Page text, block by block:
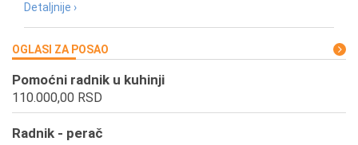
Detaljnije ›
OGLASI ZA POSAO
Pomoćni radnik u kuhinji
110.000,00 RSD
Radnik - perač